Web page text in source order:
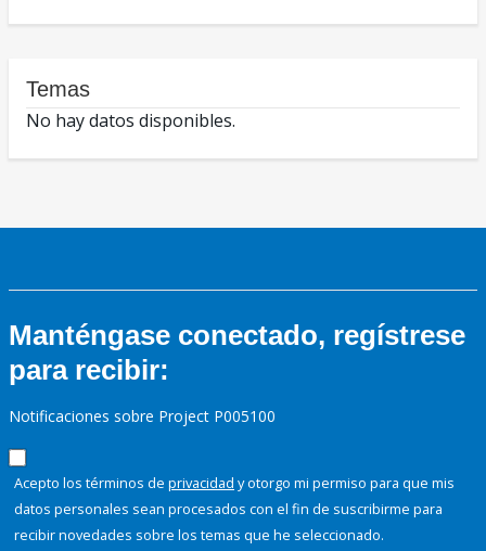
Temas
No hay datos disponibles.
Manténgase conectado, regístrese
para recibir:
Notificaciones sobre Project P005100
Acepto los términos de privacidad y otorgo mi permiso para que mis
datos personales sean procesados con el fin de suscribirme para
recibir novedades sobre los temas que he seleccionado.